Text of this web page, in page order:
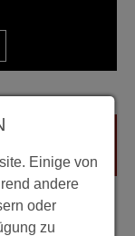
Einige von
andere
oder
zu